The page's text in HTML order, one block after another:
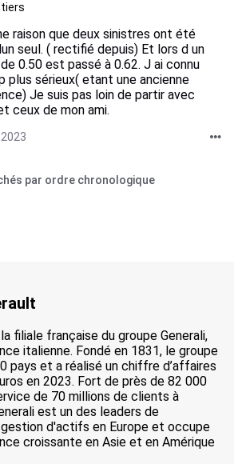
raison que deux sinistres ont été
seul. ( rectifié depuis) Et lors d un
0.50 est passé à 0.62. J ai connu
plus sérieux( etant une ancienne
Je suis pas loin de partir avec
ceux de mon ami.
par ordre chronologique
filiale française du groupe Generali,
italienne. Fondé en 1831, le groupe
pays et a réalisé un chiffre d’affaires
en 2023. Fort de près de 82 000
de 70 millions de clients à
est un des leaders de
d'actifs en Europe et occupe
croissante en Asie et en Amérique